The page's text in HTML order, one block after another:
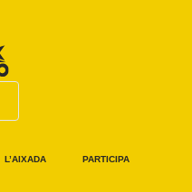
L’AIXADA PARTICIPA